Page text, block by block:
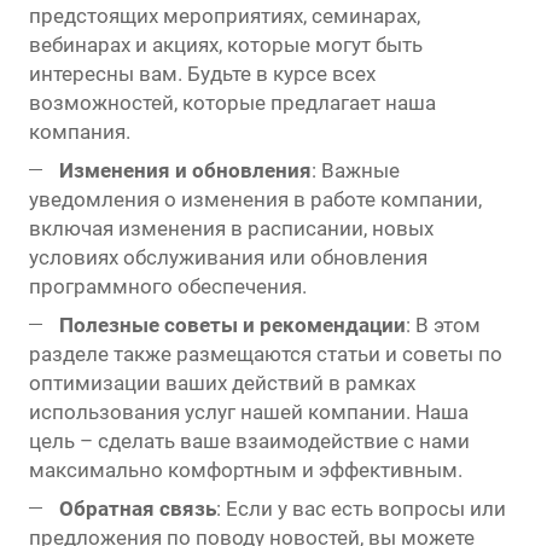
предстоящих мероприятиях, семинарах,
вебинарах и акциях, которые могут быть
интересны вам. Будьте в курсе всех
возможностей, которые предлагает наша
компания.
Изменения и обновления: Важные
уведомления о изменения в работе компании,
включая изменения в расписании, новых
условиях обслуживания или обновления
программного обеспечения.
Полезные советы и рекомендации: В этом
разделе также размещаются статьи и советы по
оптимизации ваших действий в рамках
использования услуг нашей компании. Наша
цель – сделать ваше взаимодействие с нами
максимально комфортным и эффективным.
Обратная связь: Если у вас есть вопросы или
предложения по поводу новостей, вы можете